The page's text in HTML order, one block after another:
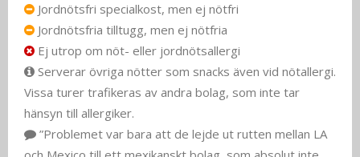
Jordnötsfri specialkost, men ej nötfri
Jordnötsfria tilltugg, men ej nötfria
Ej utrop om nöt- eller jordnötsallergi
Serverar övriga nötter som snacks även vid nötallergi.
Vissa turer trafikeras av andra bolag, som inte tar
hänsyn till allergiker.
”Problemet var bara att de lejde ut rutten mellan LA